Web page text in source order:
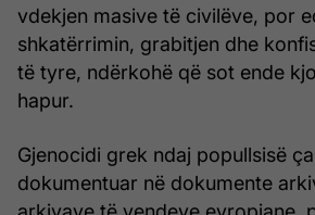
vdekjen masive të civilëve, por
shkatërrimin, grabitjen dhe
të tyre, ndërkohë që sot ende
hapur.
Gjenocidi grek ndaj popullsisë
dokumentuar në dokumente